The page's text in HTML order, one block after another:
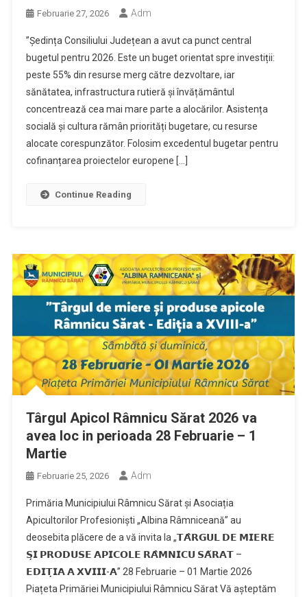
Februarie 27, 2026 Adm
”Ședința Consiliului Județean a avut ca punct central
bugetul pentru 2026. Este un buget orientat spre investiții:
peste 55% din resurse merg către dezvoltare, iar
sănătatea, infrastructura rutieră și învățământul
concentrează cea mai mare parte a alocărilor. Asistența
socială și cultura rămân priorități bugetare, cu resurse
alocate corespunzător. Folosim excedentul bugetar pentru
cofinanțarea proiectelor europene […]
Continue Reading
Târgul Apicol Râmnicu Sărat 2026 va
avea loc in perioada 28 Februarie – 1
Martie
Februarie 25, 2026 Adm
Primăria Municipiului Râmnicu Sărat și Asociația
Apicultorilor Profesioniști „Albina Râmniceană” au
deosebita plăcere de a vă invita la „𝗧𝗔̂𝗥𝗚𝗨𝗟 𝗗𝗘 𝗠𝗜𝗘𝗥𝗘
𝗦̦𝗜 𝗣𝗥𝗢𝗗𝗨𝗦𝗘 𝗔𝗣𝗜𝗖𝗢𝗟𝗘 𝗥𝗔̂𝗠𝗡𝗜𝗖𝗨 𝗦𝗔̆𝗥𝗔𝗧 –
𝗘𝗗𝗜𝗧̦𝗜𝗔 𝗔 𝗫𝗩𝗜𝗜𝗜-𝗔” 28 Februarie – 01 Martie 2026
Piațeta Primăriei Municipiului Râmnicu Sărat Vă așteptăm